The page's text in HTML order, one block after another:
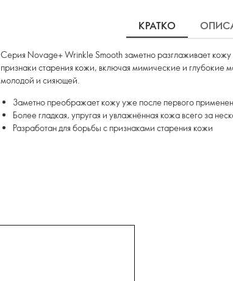
КРАТКО
Серия Novage+ Wrinkle Smooth заметно разглаживает
признаки старения кожи, включая мимические и глубокие
молодой и сияющей.
Заметно преображает кожу уже после первого
Более гладкая, упругая и увлажнённая кожа всего за
Разработан для борьбы с признаками старения кожи